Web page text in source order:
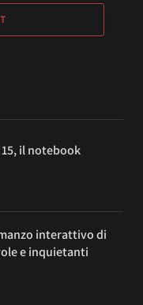
15, il notebook
interattivo di
e inquietanti